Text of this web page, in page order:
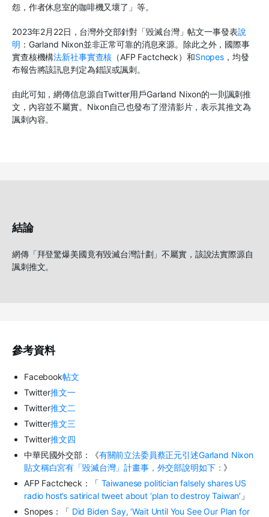
怨，作者休息室的咖啡機又壞了」等。
2023年2月 22日，台灣外交部針對「毀滅台灣」帖文一事發表說
明 ： Garland Nixon並非正常可靠的消息來源。除此之外，國際事
實查核機構法新社事實查核 （AFP Factcheck）和Snopes，均發
布報告將該訊息判定為錯誤或諷刺。
由此可知，網傳信息源自Twitter用戶Garland Nixon的一則諷刺推
文，內容並不屬實。 Nixon自己也發布了澄清影片，表示其推文為
諷刺內容。
結論
網傳「拜登驚爆美國竟有毀滅台灣計劃」不屬實，該說法實際源自
諷刺推文。
參考資料
Facebook帖文
Twitter推文一
Twitter推文二
Twitter推文三
Twitter推文四
中華民國外交部：《有關前立法委員蔡正元引述Garland Nixon
貼文稱白宮有「毀滅台灣」計畫事，外交部說明如下： 》
AFP Factcheck ：「 Taiwanese politician falsely shares US
radio host’s satirical tweet about ‘plan to destroy Taiwan’ 」
Snopes ：「 Did Biden Say, ‘Wait Until You See Our Plan for